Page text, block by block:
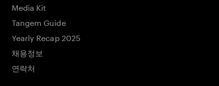
Media Kit
Tangem Guide
Yearly Recap 2025
채용정보
연락처